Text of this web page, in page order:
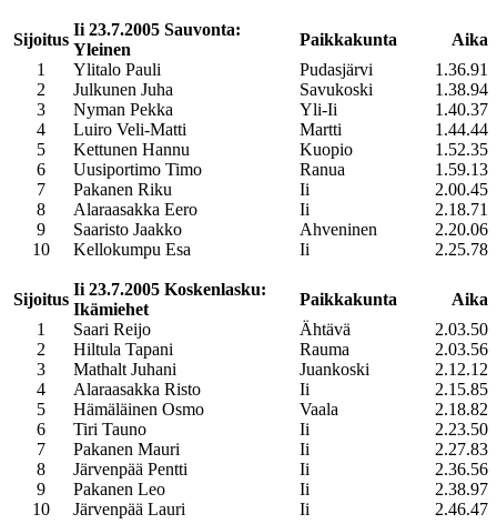
Sijoitus
Ii 23.7.2005 Sauvonta:
Yleinen
Paikkakunta
Aika
1
Ylitalo Pauli Pudasjärvi
1.36.91
2
Julkunen Juha Savukoski
1.38.94
3
Nyman Pekka Yli-Ii
1.40.37
4
Luiro Veli-Matti Martti
1.44.44
5
Kettunen Hannu Kuopio
1.52.35
6
Uusiportimo Timo Ranua
1.59.13
7
Pakanen Riku Ii
2.00.45
8
Alaraasakka Eero Ii
2.18.71
9
Saaristo Jaakko Ahveninen
2.20.06
10
Kellokumpu Esa Ii 2.25.78
Sijoitus
Ii 23.7.2005 Koskenlasku:
Ikämiehet
Paikkakunta
Aika
1
Saari Reijo Ähtävä
2.03.50
2
Hiltula Tapani Rauma
2.03.56
3
Mathalt Juhani Juankoski
2.12.12
4
Alaraasakka Risto Ii
2.15.85
5
Hämäläinen Osmo Vaala
2.18.82
6
Tiri Tauno Ii
2.23.50
7
Pakanen Mauri Ii
2.27.83
8
Järvenpää Pentti Ii
2.36.56
9
Pakanen Leo Ii
2.38.97
10
Järvenpää Lauri Ii 2.46.47